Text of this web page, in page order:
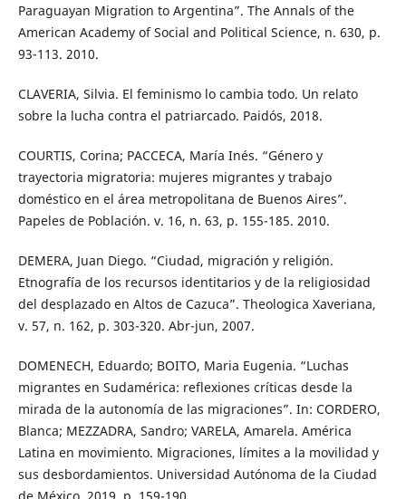
Paraguayan Migration to Argentina”. The Annals of the
American Academy of Social and Political Science, n. 630, p.
93-113. 2010.
CLAVERIA, Silvia. El feminismo lo cambia todo. Un relato
sobre la lucha contra el patriarcado. Paidós, 2018.
COURTIS, Corina; PACCECA, María Inés. “Género y
trayectoria migratoria: mujeres migrantes y trabajo
doméstico en el área metropolitana de Buenos Aires”.
Papeles de Población. v. 16, n. 63, p. 155-185. 2010.
DEMERA, Juan Diego. “Ciudad, migración y religión.
Etnografía de los recursos identitarios y de la religiosidad
del desplazado en Altos de Cazuca”. Theologica Xaveriana,
v. 57, n. 162, p. 303-320. Abr-jun, 2007.
DOMENECH, Eduardo; BOITO, Maria Eugenia. “Luchas
migrantes en Sudamérica: reflexiones críticas desde la
mirada de la autonomía de las migraciones”. In: CORDERO,
Blanca; MEZZADRA, Sandro; VARELA, Amarela. América
Latina en movimiento. Migraciones, límites a la movilidad y
sus desbordamientos. Universidad Autónoma de la Ciudad